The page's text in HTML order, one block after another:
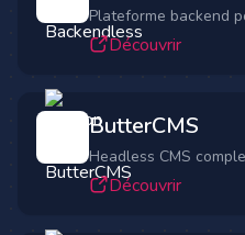
Plateforme backend
Découvrir
ButterCMS
Headless CMS
Découvrir